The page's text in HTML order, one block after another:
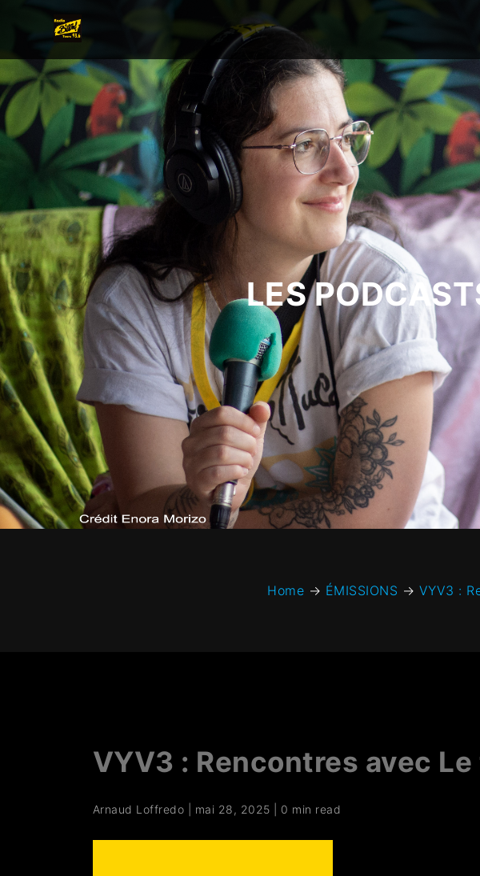
LES
Home → ÉMISSIONS → VYV3 :
VYV3 : Rencontres avec
Arnaud Loffredo mai 28, 2025 0 min read